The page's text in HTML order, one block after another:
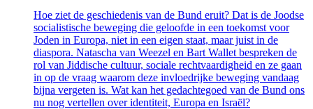
Hoe ziet de geschiedenis van de Bund eruit? Dat is de Joodse
socialistische beweging die geloofde in een toekomst voor
Joden in Europa, niet in een eigen staat, maar juist in de
diaspora. Natascha van Weezel en Bart Wallet bespreken de
rol van Jiddische cultuur, sociale rechtvaardigheid en ze gaan
in op de vraag waarom deze invloedrijke beweging vandaag
bijna vergeten is. Wat kan het gedachtegoed van de Bund ons
nu nog vertellen over identiteit, Europa en Israël?